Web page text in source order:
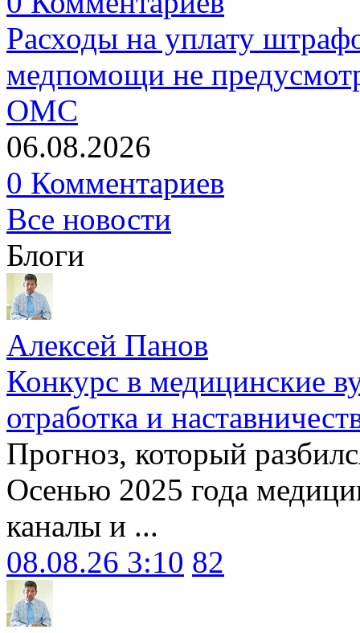
Расходы на уплату
медпомощи не
ОМС
06.08.2026
0 Комментариев
Все новости
Блоги
Алексей Панов
Конкурс в медицинские
отработка и
Прогноз, который
Осенью 2025 года
каналы и ...
08.08.26 3:10 82